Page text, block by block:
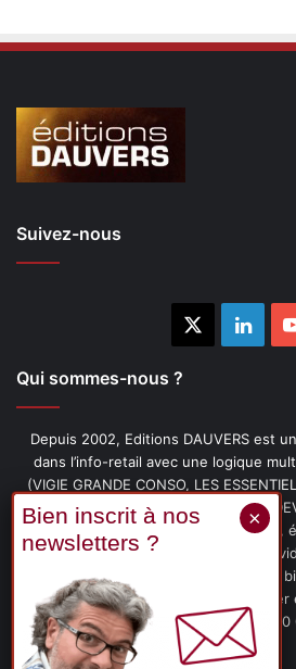
Suivez-nous
Qui sommes-nous ?
Depuis 2002, Editions DAUVERS est
dans l’info-retail avec une logique
(VIGIE GRANDE CONSO, LES
livres (PENSER-CLIENT, IMAGE-PRIX,
PRÉFÉRÉ DE VOS CLIENTS, etc.),
PROMOFLASH, DRIVE INSIGHTS),
CONSO), podcasts (CAFÉ CONSO) et,
vous êtes, ainsi que les fils Twitter
communauté de plus de 150